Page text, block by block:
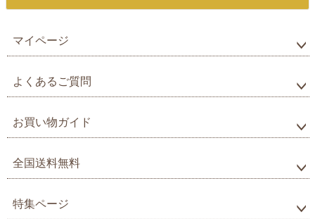
マイページ
よくあるご質問
お買い物ガイド
全国送料無料
特集ページ